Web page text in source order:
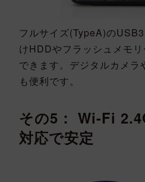
フルサイズ(TypeA)の
けHDDやフラッシュメモ
できます。デジタルカメラ
も便利です。
その5： Wi-Fi
対応で安定